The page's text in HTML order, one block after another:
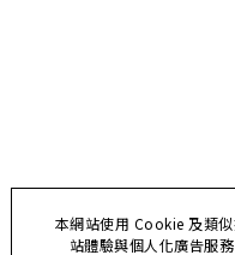
本網站使用 Cookie 及類
站體驗與個人化廣告服